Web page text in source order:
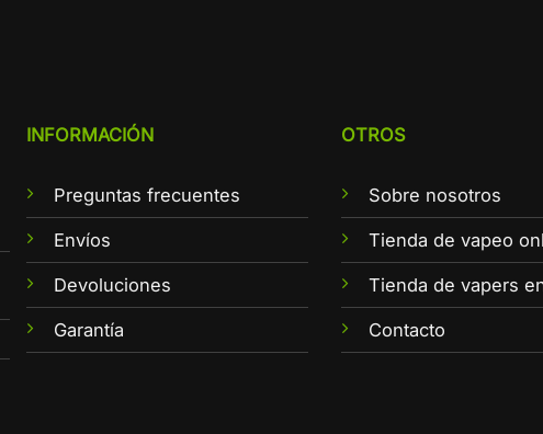
INFORMACIÓN
Preguntas frecuentes
Envíos
Devoluciones
Garantía
OTROS
Sobre nosotros
Tienda de vapeo
Tienda de vapers
Contacto